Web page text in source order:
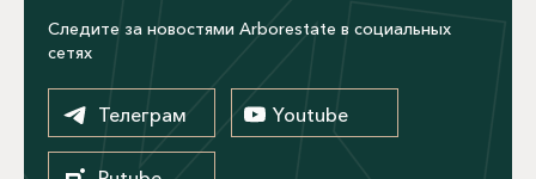
Следите за новостями Arborestate в социальных
сетях
Телеграм Youtube